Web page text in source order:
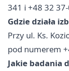
341 i +48 32
Gdzie działa
Przy ul. Ks.
pod numerem
Jakie badania